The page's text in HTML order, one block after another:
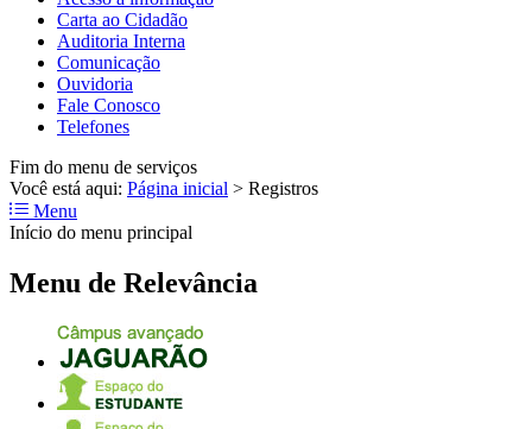
Carta ao Cidadão
Auditoria Interna
Comunicação
Ouvidoria
Fale Conosco
Telefones
Fim do menu de serviços
Você está aqui: Página inicial > Registros
Menu
Início do menu principal
Menu de Relevância